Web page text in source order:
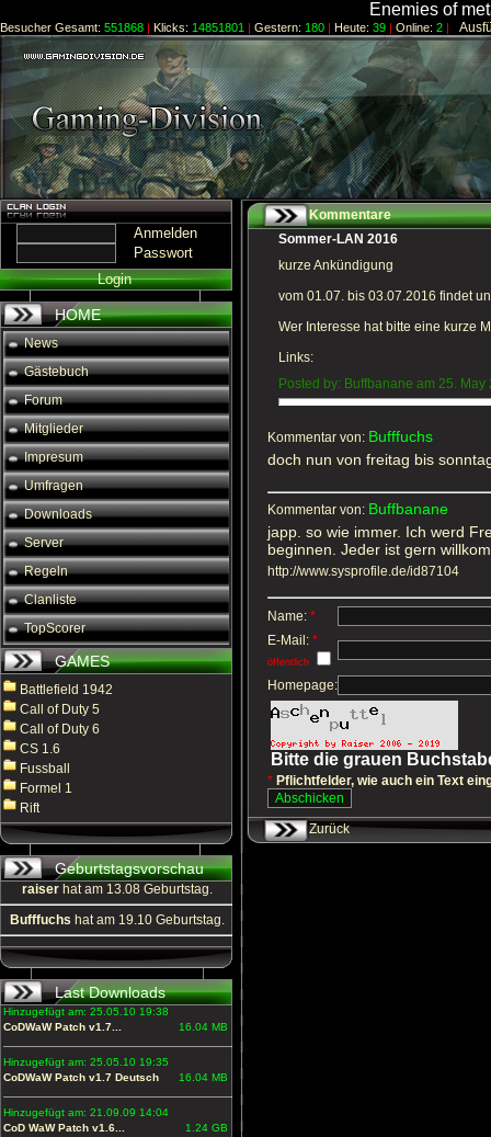
Enemies of
Besucher Gesamt: 551868 | Klicks: 14851801 | Gestern: 180 | Heute: 39 | Online: 2 |
Anmelden
Passwort
Login
HOME
News
Gästebuch
Forum
Mitglieder
Impresum
Umfragen
Downloads
Server
Regeln
Clanliste
TopScorer
GAMES
Battlefield 1942
Call of Duty 5
Call of Duty 6
CS 1.6
Fussball
Formel 1
Rift
Geburtstagsvorschau
raiser hat am 13.08 Geburtstag.
Bufffuchs hat am 19.10 Geburtstag.
Last Downloads
Hinzugefügt am: 25.05.10 19:38
CoDWaW Patch v1.7...
16.04 MB
Hinzugefügt am: 25.05.10 19:35
CoDWaW Patch v1.7 Deutsch
16.04 MB
Hinzugefügt am: 21.09.09 14:04
CoD WaW Patch v1.6...
1.24 GB
Kommentare
Sommer-LAN 2016
kurze Ankündigung
vom 01.07. bis 03.07.2016 findet
Wer Interesse hat bitte eine kurze
Links:
Posted by: Buffbanane am 25. May
Kommentar von: Bufffuchs
doch nun von freitag bis
Kommentar von: Buffbanane
japp. so wie immer. Ich werd
beginnen. Jeder ist gern
http://www.sysprofile.de/id87104
Name: *
E-Mail: *
öffentlich
Homepage:
Bitte die grauen
* Pflichtfelder, wie auch ein Text
Zurück